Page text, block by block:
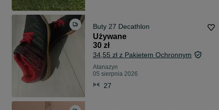
Buty 27 Decathlon
Używane
30 zł
34,55 zł z Pakietem Ochronnym
Atanazyn
05 sierpnia 2026
27